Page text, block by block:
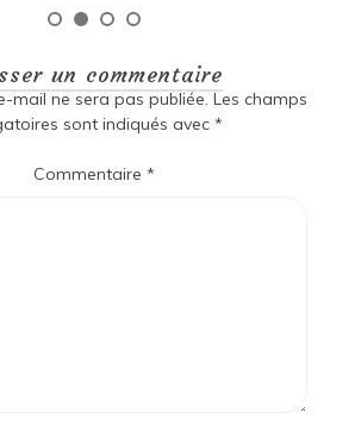
un commentaire
mail ne sera pas publiée. Les champs
sont indiqués avec *
Commentaire *